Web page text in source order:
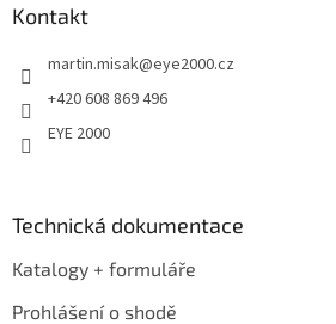
Kontakt
martin.misak@eye2000.cz
+420 608 869 496
EYE 2000
Technická dokumentace
Katalogy + formuláře
Prohlášení o shodě